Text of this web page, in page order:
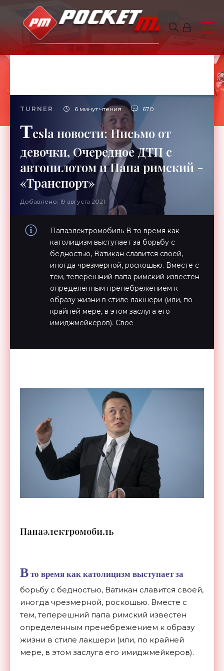
TURNER 6 минут чтения 670
Tesla новости: Письмо от
девочки, Очередное ДТП с
автопилотом и Папа римский -
«Транспорт»
Добавлено: 19 августа 2021
Папаэлектромобиль В то время как
католицизм выступает за борьбу с
бедностью, Ватикан славится своей,
иногда чрезмерной, роскошью. Вместе с
тем, теперешний папа римский известен
определенным пренебрежением к
образу жизни в стиле лакшери (или, по
крайней мере, в этом заслуга его
имиджмейкеров). Свое
Папаэлектромобиль
Вто время как католицизм выступает за
борьбу с бедностью, Ватикан славится своей,
иногда чрезмерной, роскошью. Вместе с
тем, теперешний папа римский известен
определенным пренебрежением к образу
жизни в стиле лакшери (или, по крайней
мере, в этом заслуга его имиджмейкеров).